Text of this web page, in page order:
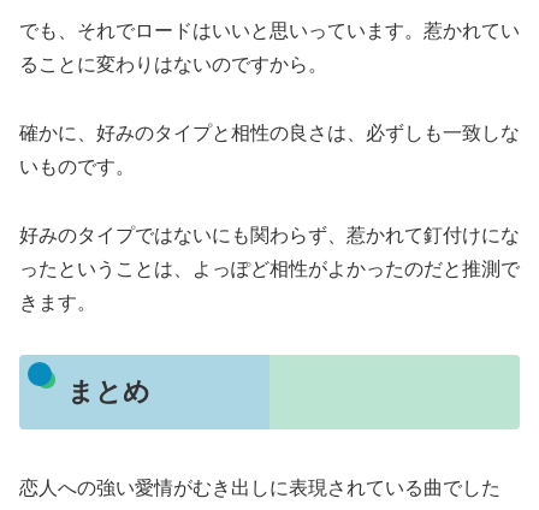
でも、それでロードはいいと思いっています。惹かれてい
ることに変わりはないのですから。
確かに、好みのタイプと相性の良さは、必ずしも一致しな
いものです。
好みのタイプではないにも関わらず、惹かれて釘付けにな
ったということは、よっぽど相性がよかったのだと推測で
きます。
まとめ
恋人への強い愛情がむき出しに表現されている曲でした